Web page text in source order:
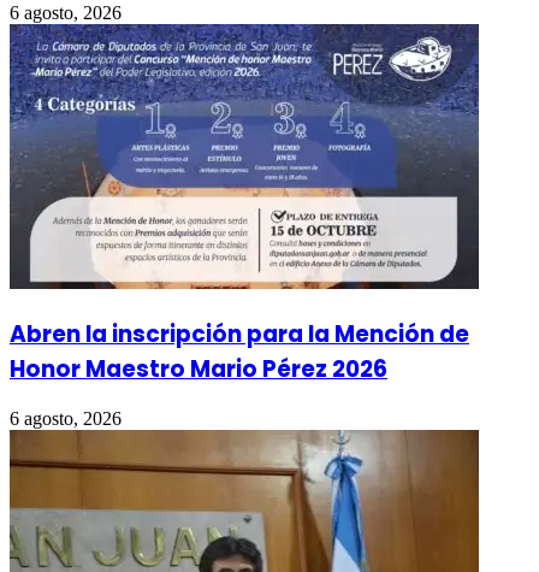
6 agosto, 2026
Abren la inscripción para la Mención de
Honor Maestro Mario Pérez 2026
6 agosto, 2026